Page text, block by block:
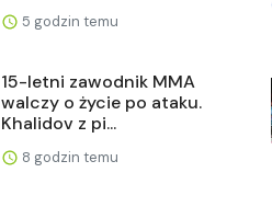
5 godzin temu
15-letni zawodnik MMA
walczy o życie po ataku.
Khalidov z pi...
8 godzin temu